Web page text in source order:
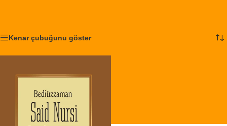
Kenar çubuğunu göster